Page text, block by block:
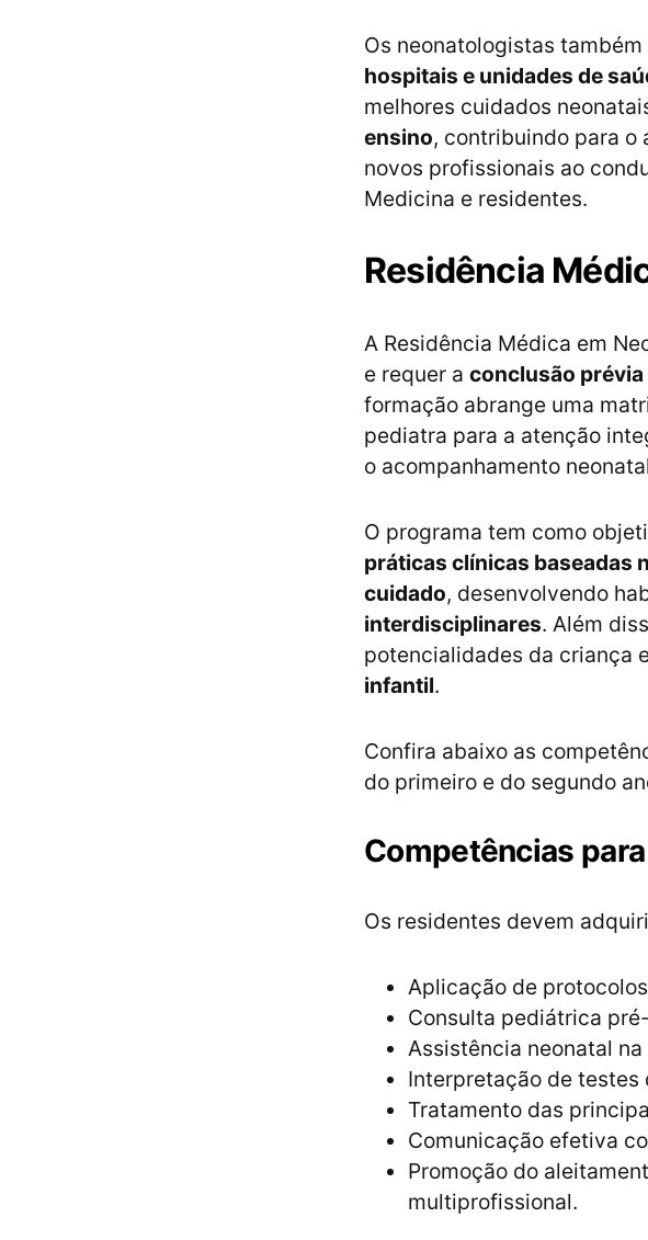
Os neonatologistas
hospitais e unidades de
melhores cuidados
ensino, contribuindo para o
novos profissionais ao
Medicina e residentes.
Residência
A Residência Médica em
e requer a conclusão prévia
formação abrange uma
pediatra para a atenção
o acompanhamento
O programa tem como
práticas clínicas baseadas
cuidado, desenvolvendo
interdisciplinares. Além
potencialidades da criança
infantil.
Confira abaixo as
do primeiro e do segundo
Competências
Os residentes devem
Aplicação de
Consulta pediátrica
Assistência neonatal
Interpretação de testes
Tratamento das
Comunicação efetiva
Promoção do
multiprofissional.